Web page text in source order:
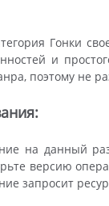
Гонки
и
поэтому не
на данный
версию
запросит